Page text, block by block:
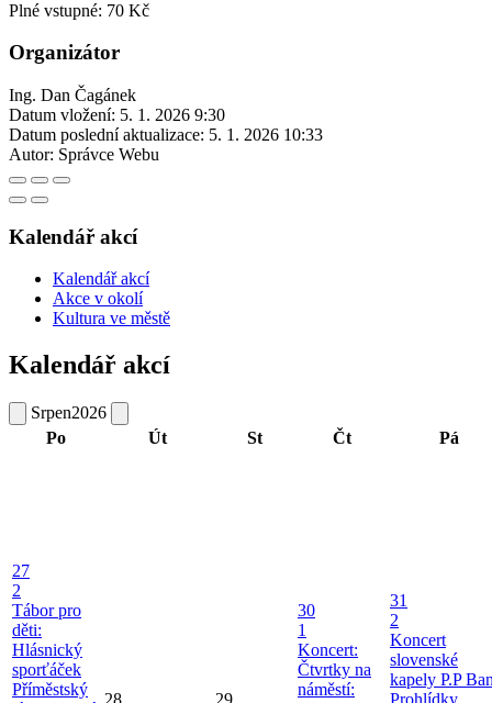
Plné vstupné: 70 Kč
Organizátor
Ing. Dan Čagánek
Datum vložení: 5. 1. 2026 9:30
Datum poslední aktualizace: 5. 1. 2026 10:33
Autor: Správce Webu
Kalendář akcí
Kalendář akcí
Akce v okolí
Kultura ve městě
Kalendář akcí
Srpen2026
Po
Út St Čt Pá
27
2
Tábor pro
děti:
Hlásnický
sporťáček
Příměstský
30
1
Koncert:
Čtvrtky na
náměstí:
31
2
Koncert
slovenské
kapely P.P